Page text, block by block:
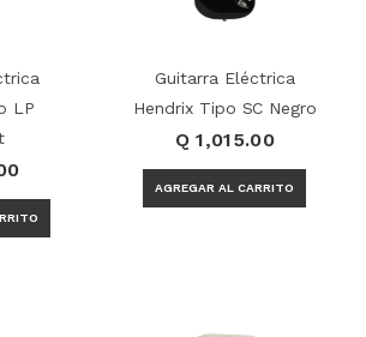
LP
Guitarra Eléctrica
Hendrix Tipo SC Negro
Q 1,015.00